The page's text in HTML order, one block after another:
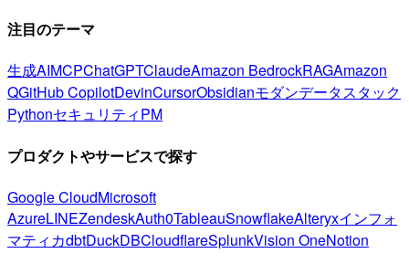
注目のテーマ
生成AIMCPChatGPTClaudeAmazon BedrockRAGAmazon
QGitHub CopilotDevinCursorObsidianモダンデータスタック
PythonセキュリティPM
プロダクトやサービスで探す
Google CloudMicrosoft
AzureLINEZendeskAuth0TableauSnowflakeAlteryxインフォ
マティカdbtDuckDBCloudflareSplunkVision OneNotion